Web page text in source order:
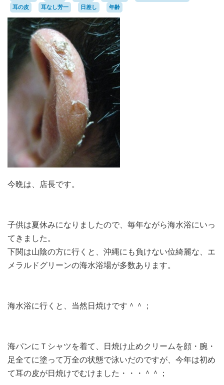
耳の皮
耳なし芳一 日差し 年齢
今晩は、店長です。
子供は夏休みになりましたので、毎年ながら海水浴にいっ
てきました。
下関は山陰の方に行くと、沖縄にも負けない位綺麗な、エ
メラルドグリーンの海水浴場が多数あります。
海水浴に行くと、当然日焼けです＾＾；
海パンにＴシャツを着て、日焼け止めクリームを顔・腕・
足全てに塗って万全の状態で泳いだのですが、今年は初め
て耳の皮が日焼けでむけました・・・＾＾；